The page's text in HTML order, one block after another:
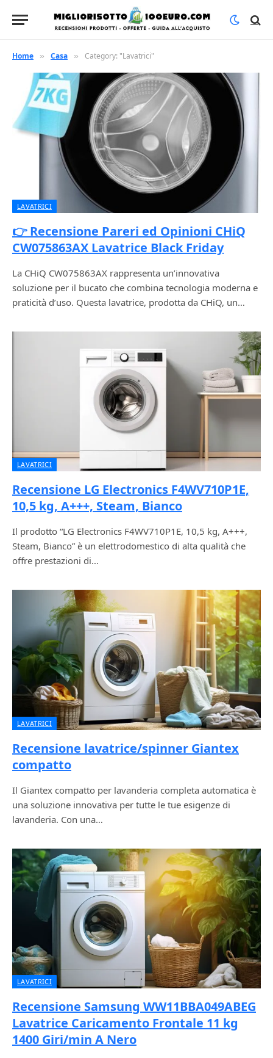
Home » Casa » Category: "Lavatrici"
LAVATRICI
👉 Recensione Pareri ed Opinioni CHiQ
CW075863AX Lavatrice Black Friday
La CHiQ CW075863AX rappresenta un’innovativa
soluzione per il bucato che combina tecnologia moderna e
praticità d’uso. Questa lavatrice, prodotta da CHiQ, un…
LAVATRICI
Recensione LG Electronics F4WV710P1E,
10,5 kg, A+++, Steam, Bianco
Il prodotto “LG Electronics F4WV710P1E, 10,5 kg, A+++,
Steam, Bianco” è un elettrodomestico di alta qualità che
offre prestazioni di…
LAVATRICI
Recensione lavatrice/spinner Giantex
compatto
Il Giantex compatto per lavanderia completa automatica è
una soluzione innovativa per tutte le tue esigenze di
lavanderia. Con una…
LAVATRICI
Recensione Samsung WW11BBA049ABEG
Lavatrice Caricamento Frontale 11 kg
1400 Giri/min A Nero